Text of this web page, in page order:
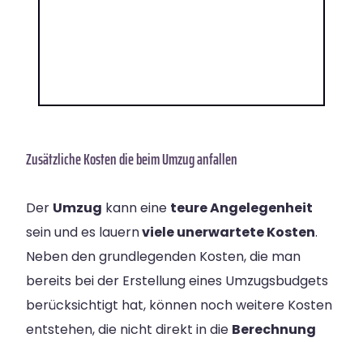
Zusätzliche Kosten die beim Umzug anfallen
Der Umzug kann eine teure Angelegenheit
sein und es lauernviele unerwartete Kosten.
Neben den grundlegenden Kosten, die man
bereits bei der Erstellung eines Umzugsbudgets
berücksichtigt hat, können noch weitere Kosten
entstehen, die nicht direkt in die Berechnung